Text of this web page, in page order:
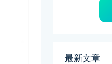
最新文章